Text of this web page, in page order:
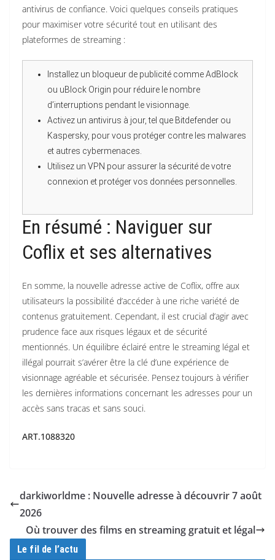
antivirus de confiance. Voici quelques conseils pratiques
pour maximiser votre sécurité tout en utilisant des
plateformes de streaming :
Installez un bloqueur de publicité comme AdBlock
ou uBlock Origin pour réduire le nombre
d’interruptions pendant le visionnage.
Activez un antivirus à jour, tel que Bitdefender ou
Kaspersky, pour vous protéger contre les malwares
et autres cybermenaces.
Utilisez un VPN pour assurer la sécurité de votre
connexion et protéger vos données personnelles.
En résumé : Naviguer sur
Coflix et ses alternatives
En somme, la nouvelle adresse active de Coflix, offre aux
utilisateurs la possibilité d’accéder à une riche variété de
contenus gratuitement. Cependant, il est crucial d’agir avec
prudence face aux risques légaux et de sécurité
mentionnés. Un équilibre éclairé entre le streaming légal et
illégal pourrait s’avérer être la clé d’une expérience de
visionnage agréable et sécurisée. Pensez toujours à vérifier
les dernières informations concernant les adresses pour un
accès sans tracas et sans souci.
ART.1088320
darkiworldme : Nouvelle adresse à découvrir 7 août
2026
Où trouver des films en streaming gratuit et légal
Le fil de l’actu